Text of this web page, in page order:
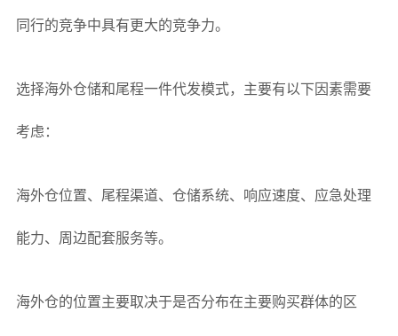
同行的竞争中具有更大的竞争力。
选择海外仓储和尾程一件代发模式，主要有以下因素需要
考虑：
海外仓位置、尾程渠道、仓储系统、响应速度、应急处理
能力、周边配套服务等。
海外仓的位置主要取决于是否分布在主要购买群体的区